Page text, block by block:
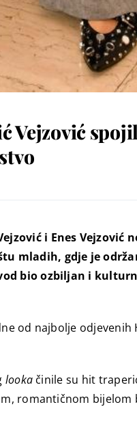
Vejzović
i Enes Vejzović
mladih, gdje je
bio ozbiljan i
od najbolje odjevenih
looka činile su hit
romantičnom bijelom